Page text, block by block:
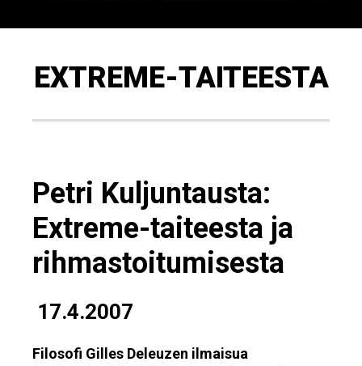
EXTREME-TAITEESTA
Petri Kuljuntausta:
Extreme-taiteesta ja
rihmastoitumisesta
17.4.2007
Filosofi Gilles Deleuzen ilmaisua